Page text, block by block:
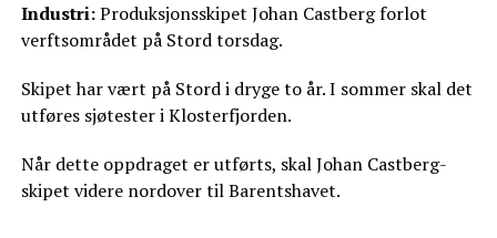
Industri:Produksjonsskipet Johan Castberg forlot
verftsområdet på Stord torsdag.
Skipet har vært på Stord i dryge to år. I sommer skal det
utføres sjøtester i Klosterfjorden.
Når dette oppdraget er utførts, skal Johan Castberg-
skipet videre nordover til Barentshavet.